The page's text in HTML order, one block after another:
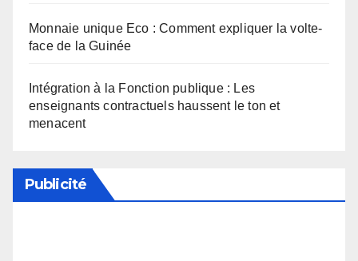
Monnaie unique Eco : Comment expliquer la volte-
face de la Guinée
Intégration à la Fonction publique : Les
enseignants contractuels haussent le ton et
menacent
Publicité